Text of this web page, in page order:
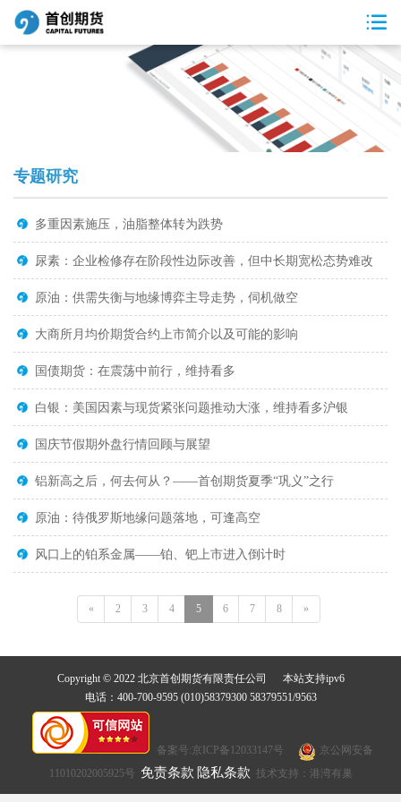
专题研究
多重因素施压，油脂整体转为跌势
尿素：企业检修存在阶段性边际改善，但中长期宽松态势难改
原油：供需失衡与地缘博弈主导走势，伺机做空
大商所月均价期货合约上市简介以及可能的影响
国债期货：在震荡中前行，维持看多
白银：美国因素与现货紧张问题推动大涨，维持看多沪银
国庆节假期外盘行情回顾与展望
铝新高之后，何去何从？——首创期货夏季“巩义”之行
原油：待俄罗斯地缘问题落地，可逢高空
风口上的铂系金属——铂、钯上市进入倒计时
« 2 3 4 5 6 7 8 »
Copyright © 2022 北京首创期货有限责任公司 本站支持ipv6
电话：400-700-9595 (010)58379300 58379551/9563
备案号:京ICP备12033147号
京公网安备
11010202005925号 免责条款 隐私条款 技术支持：港湾有巢